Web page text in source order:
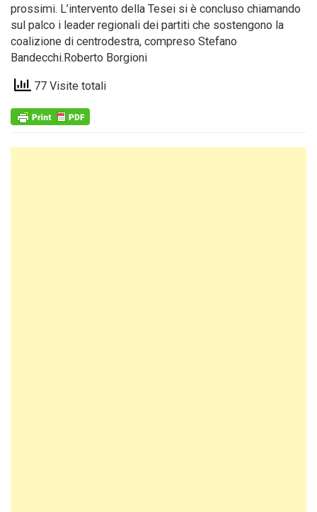
prossimi. L’intervento della Tesei si è concluso chiamando
sul palco i leader regionali dei partiti che sostengono la
coalizione di centrodestra, compreso Stefano
Bandecchi.Roberto Borgioni
77 Visite totali